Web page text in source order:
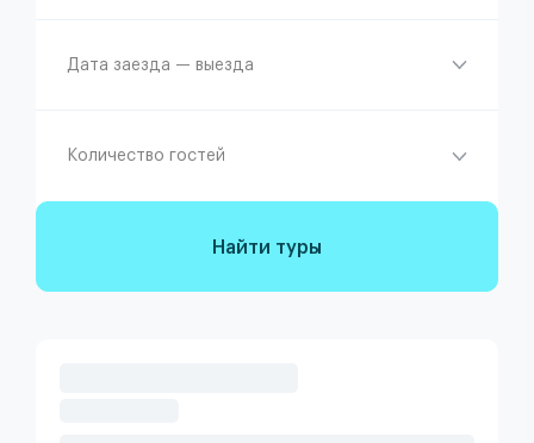
Дата заезда — выезда
Количество гостей
Найти туры